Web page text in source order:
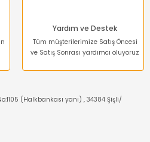
Yardım ve Destek
Tüm müşterilerimize Satış Öncesi
ve Satış Sonrası yardımcı oluyoruz
No:1105 (Halkbankası yanı) , 34384 Şişli/